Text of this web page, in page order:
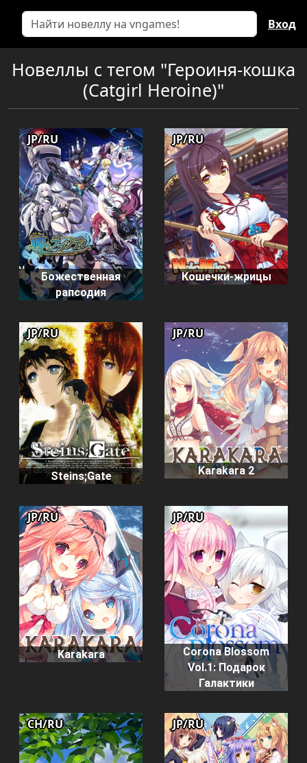
Вход
Новеллы с тегом "Героиня-кошка
(Catgirl Heroine)"
Божественная
рапсодия
JP/RU
Кошечки-жрицы
JP/RU
Steins;Gate
JP/RU
Karakara 2
JP/RU
Karakara
JP/RU
Corona Blossom
Vol.1: Подарок
Галактики
JP/RU
CH/RU JP/RU